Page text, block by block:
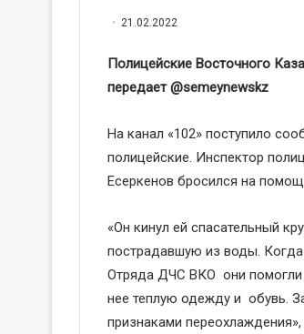
21.02.2022
Полицейские Восточного
передает @semeynewskz
На канал «102» поступило
полицейские. Инспектор
Есеркенов бросился на
«Он кинул ей спасательный
пострадавшую из воды.
Отряда ДЧС ВКО они помогли
нее теплую одежду и обувь.
признаками